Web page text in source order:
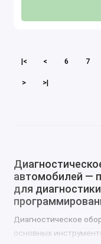
|< < 6 7
> >|
автомобилей —
для
Диагностическое
основных